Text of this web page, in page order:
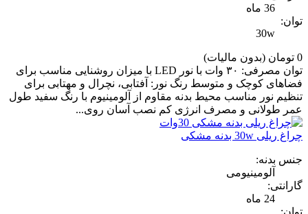
36 ماه
توان:
30w
0 تومان
(بدون مالیات)
توان مصرفی: ۳۰ وات با نور LED با میزان روشنایی مناسب برای
فضاهای کوچک و متوسط رنگ نور: آفتابی، نچرال و مهتابی برای
تنظیم نور مناسب محیط بدنه مقاوم از آلومینیوم با رنگ سفید طول
عمر طولانی و مصرف انرژی کم نصب آسان روی...
چراغ ریلی 30w بدنه مشکی
جنس بدنه:
آلومینیومی
گارانتی:
24 ماه
توان: